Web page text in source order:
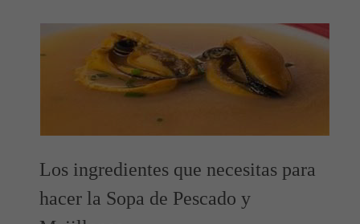
Los ingredientes que necesitas para
hacer la Sopa de Pescado y